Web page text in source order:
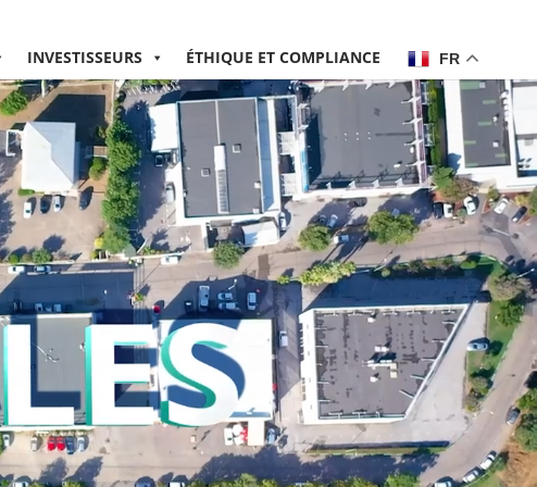
INVESTISSEURS ÉTHIQUE ET COMPLIANCE FR